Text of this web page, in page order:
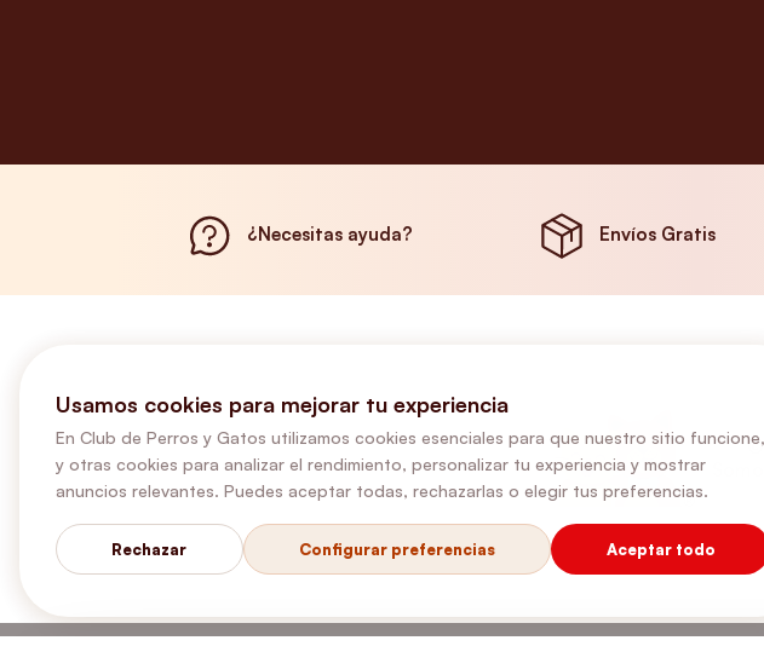
¿Necesitas ayuda? Envíos Gratis
Usamos cookies para mejorar tu experiencia
En Club de Perros y Gatos utilizamos cookies esenciales para que nuestro sitio funcione,
y otras cookies para analizar el rendimiento, personalizar tu experiencia y mostrar
anuncios relevantes. Puedes aceptar todas, rechazarlas o elegir tus preferencias.
Rechazar Configurar preferencias Aceptar todo